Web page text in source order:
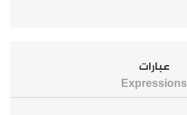
عبارات
Expressions